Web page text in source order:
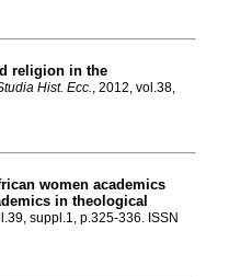
religion in the
Hist. Ecc., 2012, vol.38,
women academics
in theological
suppl.1, p.325-336. ISSN